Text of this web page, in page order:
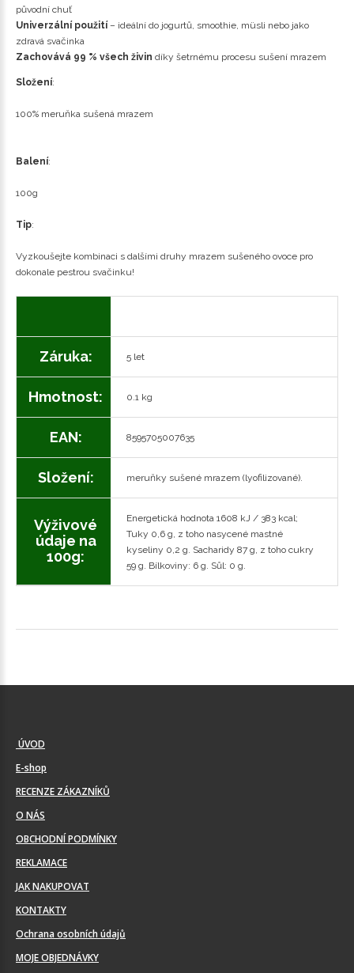
původní chuť
Univerzální použití– ideální do jogurtů, smoothie, müsli nebo jako
zdravá svačinka
Zachovává 99 % všech živin díky šetrnému procesu sušení mrazem
Složení:
100% meruňka sušená mrazem
Balení:
100g
Tip:
Vyzkoušejte kombinaci s dalšími druhy mrazem sušeného ovoce pro
dokonale pestrou svačinku!
Záruka: 5 let
Hmotnost: 0.1 kg
EAN: 8595705007635
Složení: meruňky sušené mrazem (lyofilizované).
Výživové
údaje na
100g:
Energetická hodnota 1608 kJ / 383 kcal;
Tuky 0,6 g, z toho nasycené mastné
kyseliny 0,2 g. Sacharidy 87 g, z toho cukry
59 g. Bílkoviny: 6 g. Sůl: 0 g.
ÚVOD
E-shop
RECENZE ZÁKAZNÍKŮ
O NÁS
OBCHODNÍ PODMÍNKY
REKLAMACE
JAK NAKUPOVAT
KONTAKTY
Ochrana osobních údajů
MOJE OBJEDNÁVKY